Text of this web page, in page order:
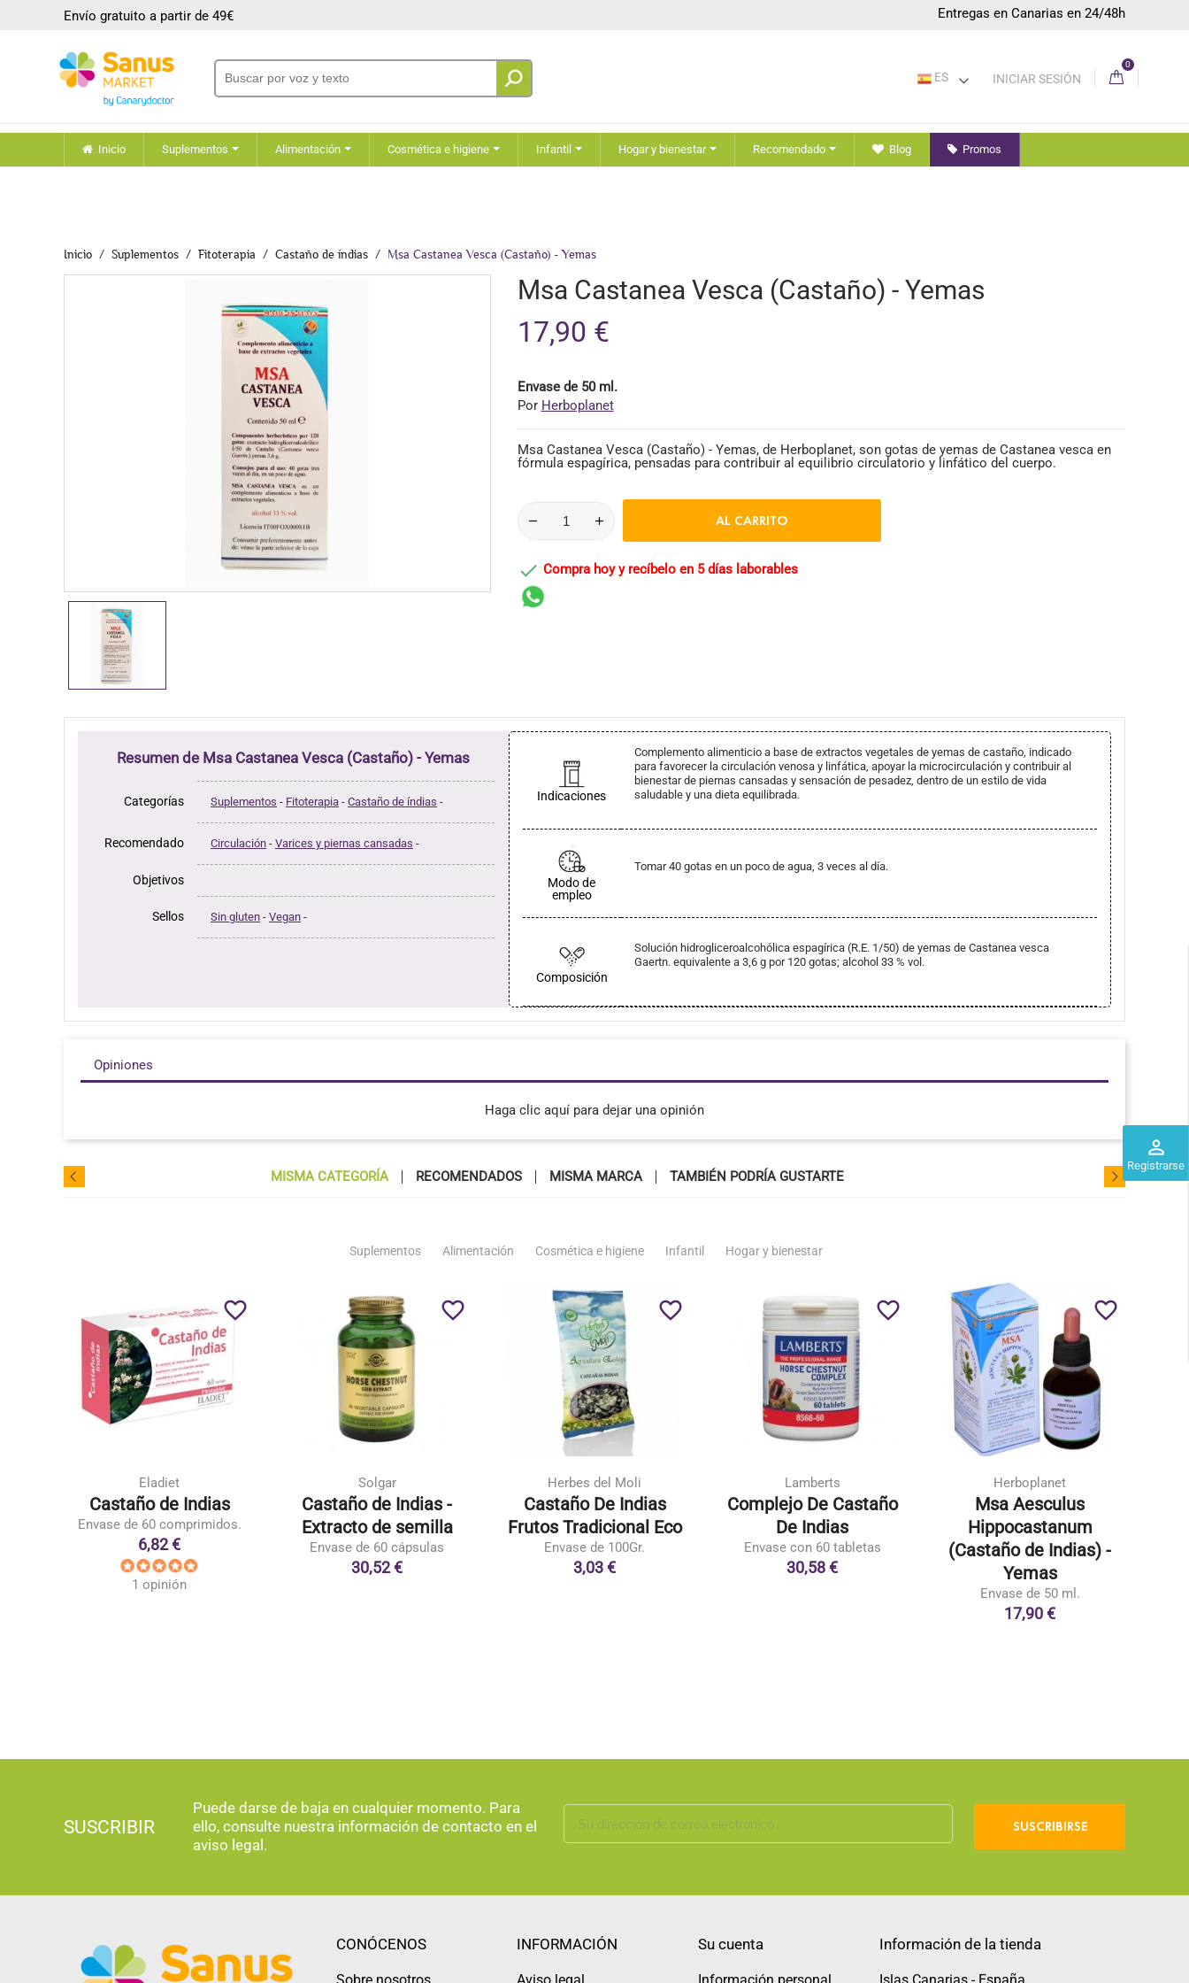
Envío gratuito a partir de 49€ Entregas en Canarias en 24/48h
ES INICIAR SESIÓN
0
perm_identity
Registrarse
Inicio Suplementos Alimentación Cosmética e higiene Infantil Hogar y bienestar Recomendado Blog Promos
Inicio Suplementos Fitoterapia Castaño de índias Msa Castanea Vesca (Castaño) - Yemas
Msa Castanea Vesca (Castaño) - Yemas
17,90 €
Envase de 50 ml.
Por Herboplanet
Msa Castanea Vesca (Castaño) - Yemas, de Herboplanet, son gotas de yemas de Castanea vesca en
fórmula espagírica, pensadas para contribuir al equilibrio circulatorio y linfático del cuerpo.
AL CARRITO
 Compra hoy y recíbelo en 5 días laborables
Resumen de Msa Castanea Vesca (Castaño) - Yemas
Categorías Suplementos - Fitoterapia - Castaño de índias -
Recomendado Circulación - Varices y piernas cansadas -
Objetivos
Sellos Sin gluten - Vegan -
Indicaciones
Complemento alimenticio a base de extractos vegetales de yemas de castaño, indicado
para favorecer la circulación venosa y linfática, apoyar la microcirculación y contribuir al
bienestar de piernas cansadas y sensación de pesadez, dentro de un estilo de vida
saludable y una dieta equilibrada.
Modo de
empleo
Tomar 40 gotas en un poco de agua, 3 veces al día.
Composición
Solución hidrogliceroalcohólica espagírica (R.E. 1/50) de yemas de Castanea vesca
Gaertn. equivalente a 3,6 g por 120 gotas; alcohol 33 % vol.
Opiniones
Haga clic aquí para dejar una opinión
MISMA CATEGORÍA RECOMENDADOS MISMA MARCA TAMBIÉN PODRÍA GUSTARTE
Suplementos Alimentación Cosmética e higiene Infantil Hogar y bienestar
Eladiet
Castaño de Indias
Envase de 60 comprimidos.
6,82 €
1 opinión
favorite_border
Solgar
Castaño de Indias -
Extracto de semilla
Envase de 60 cápsulas
30,52 €
favorite_border
Herbes del Moli
Castaño De Indias
Frutos Tradicional Eco
Envase de 100Gr.
3,03 €
favorite_border
Lamberts
Complejo De Castaño
De Indias
Envase con 60 tabletas
30,58 €
favorite_border
Herboplanet
Msa Aesculus
Hippocastanum
(Castaño de Indias) -
Yemas
Envase de 50 ml.
17,90 €
favorite_border
SUSCRIBIR
Puede darse de baja en cualquier momento. Para
ello, consulte nuestra información de contacto en el
aviso legal.
SUSCRIBIRSE
CONÓCENOS INFORMACIÓN Su cuenta Información de la tienda